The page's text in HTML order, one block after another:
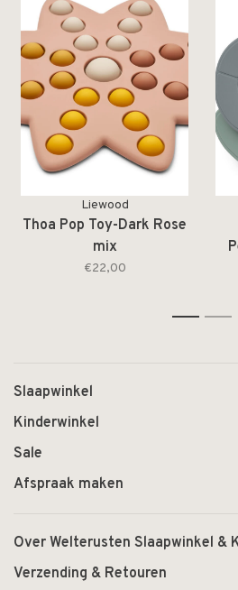
Liewood
Thoa Pop Toy-Dark Rose
mix
€22,00
1 2
Slaapwinkel
Kinderwinkel
Sale
Afspraak maken
Over Welterusten Slaapwinkel &
Verzending & Retouren